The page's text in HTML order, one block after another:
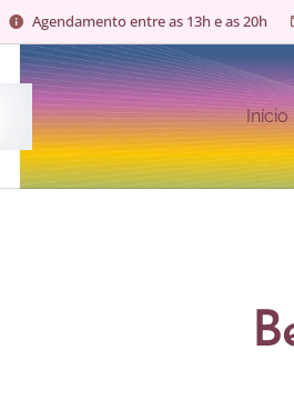
Agendamento entre as 13h e as 20h
Início